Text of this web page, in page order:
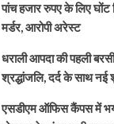
पांच हजार रुपए के लिए घोंट
मर्डर, आरोपी अरेस्ट
धराली आपदा की पहली
श्रद्धांजलि, दर्द के साथ
एसडीएम ऑफिस कैंपस में